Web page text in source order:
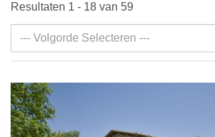
Resultaten 1 - 18 van 59
--- Volgorde Selecteren ---